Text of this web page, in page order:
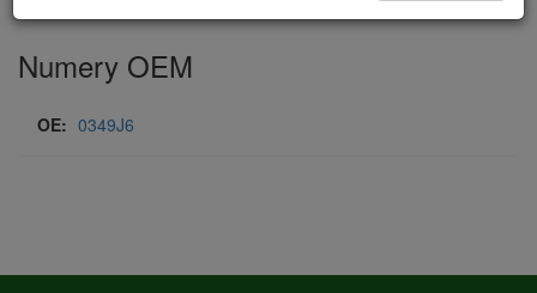
Numery OEM
OE: 0349J6